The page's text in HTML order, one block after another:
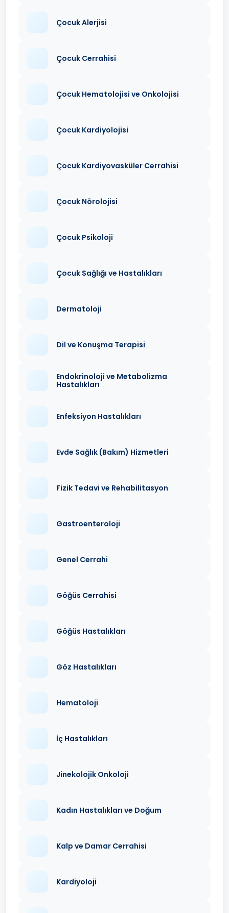
Çocuk Alerjisi
Çocuk Cerrahisi
Çocuk Hematolojisi ve Onkolojisi
Çocuk Kardiyolojisi
Çocuk Kardiyovasküler Cerrahisi
Çocuk Nörolojisi
Çocuk Psikoloji
Çocuk Sağlığı ve Hastalıkları
Dermatoloji
Dil ve Konuşma Terapisi
Endokrinoloji ve Metabolizma
Hastalıkları
Enfeksiyon Hastalıkları
Evde Sağlık (Bakım) Hizmetleri
Fizik Tedavi ve Rehabilitasyon
Gastroenteroloji
Genel Cerrahi
Göğüs Cerrahisi
Göğüs Hastalıkları
Göz Hastalıkları
Hematoloji
İç Hastalıkları
Jinekolojik Onkoloji
Kadın Hastalıkları ve Doğum
Kalp ve Damar Cerrahisi
Kardiyoloji